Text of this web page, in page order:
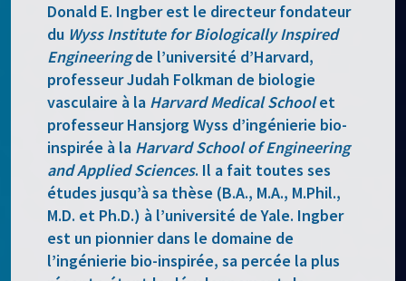
Donald E. Ingber est le directeur fondateur
du Wyss Institute for Biologically Inspired
Engineeringde l’université d’Harvard,
professeur Judah Folkman de biologie
vasculaire à la Harvard Medical Schoolet
professeur Hansjorg Wyss d’ingénierie bio-
inspirée à la Harvard School of Engineering
and Applied Sciences. Il a fait toutes ses
études jusqu’à sa thèse (B.A., M.A., M.Phil.,
M.D. et Ph.D.) à l’université de Yale. Ingber
est un pionnier dans le domaine de
l’ingénierie bio-inspirée, sa percée la plus